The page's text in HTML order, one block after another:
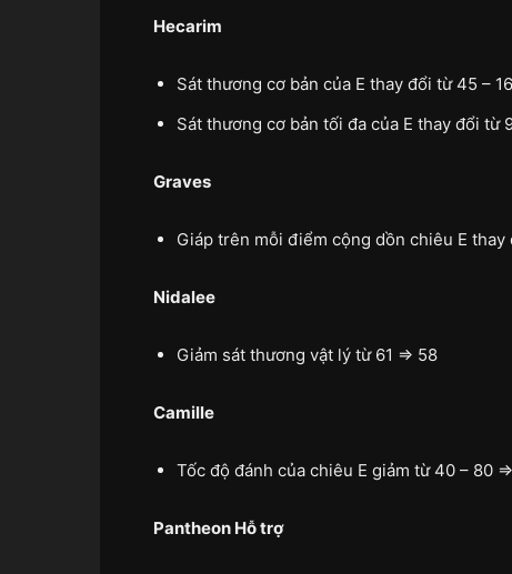
Hecarim
Sát thương cơ bản của E thay đổi từ 45 –
Sát thương cơ bản tối đa của E thay đổi từ
Graves
Giáp trên mỗi điểm cộng dồn chiêu E thay
Nidalee
Giảm sát thương vật lý từ 61 => 58
Camille
Tốc độ đánh của chiêu E giảm từ 40 – 80
Pantheon Hỗ trợ